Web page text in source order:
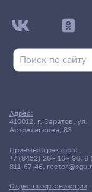
Адрес:
410012, г. Саратов, ул.
Астраханская, 83
Приёмная ректора:
+7 (8452) 26 - 16 - 96, 8
811-67-46,
Отдел по организации